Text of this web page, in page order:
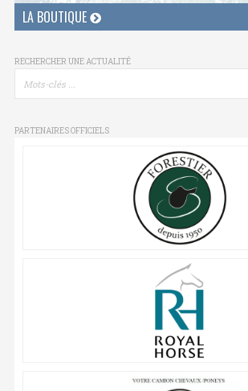
LA BOUTIQUE
RECHERCHER UNE ACTUALITÉ
PARTENAIRES OFFICIELS